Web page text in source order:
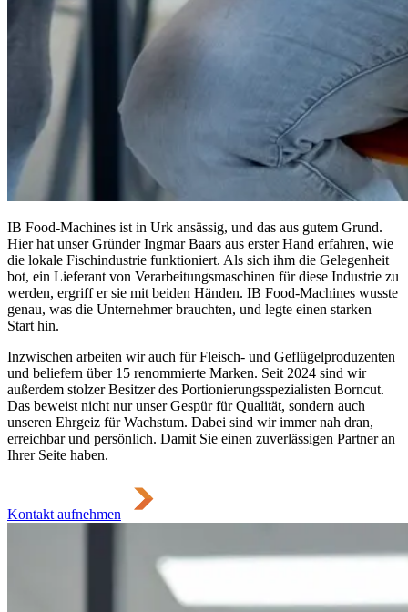
IB Food-Machines ist in Urk ansässig, und das aus gutem Grund.
Hier hat unser Gründer Ingmar Baars aus erster Hand erfahren, wie
die lokale Fischindustrie funktioniert. Als sich ihm die Gelegenheit
bot, ein Lieferant von Verarbeitungsmaschinen für diese Industrie zu
werden, ergriff er sie mit beiden Händen. IB Food-Machines wusste
genau, was die Unternehmer brauchten, und legte einen starken
Start hin.
Inzwischen arbeiten wir auch für Fleisch- und Geflügelproduzenten
und beliefern über 15 renommierte Marken. Seit 2024 sind wir
außerdem stolzer Besitzer des Portionierungsspezialisten Borncut.
Das beweist nicht nur unser Gespür für Qualität, sondern auch
unseren Ehrgeiz für Wachstum. Dabei sind wir immer nah dran,
erreichbar und persönlich. Damit Sie einen zuverlässigen Partner an
Ihrer Seite haben.
Kontakt aufnehmen